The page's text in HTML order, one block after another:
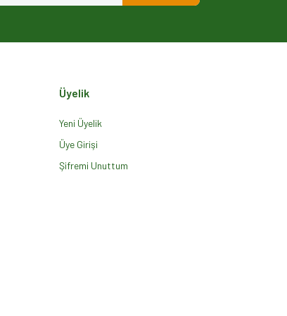
Üyelik
Yeni Üyelik
Üye Girişi
Şifremi Unuttum